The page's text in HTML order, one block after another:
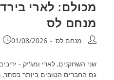
מכולם: לארי
מנחם לס
מחבר:מנחם לס פורסם:
01/08/2026
שני השחקנים, לארי ומג'יק -
גם החברים הטובים ביותר בסתר,